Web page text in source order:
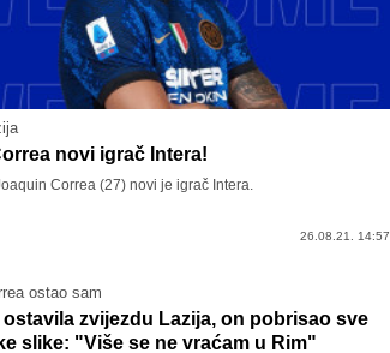
novi igrač Intera!
Correa (27) novi je igrač Intera.
26.08.21. 14:57
ostao sam
ostavila zvijezdu Lazija, on pobrisao sve
slike: "Više se ne vraćam u Rim"